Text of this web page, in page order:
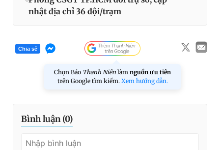
nhật địa chỉ 36 đội/trạm
Chia sẻ
Chọn Báo Thanh Niên làm nguồn ưu tiên
trên Google tìm kiếm. Xem hướng dẫn.
Bình luận (0)